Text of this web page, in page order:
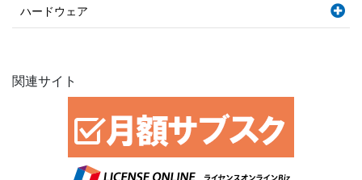
ハードウェア
関連サイト